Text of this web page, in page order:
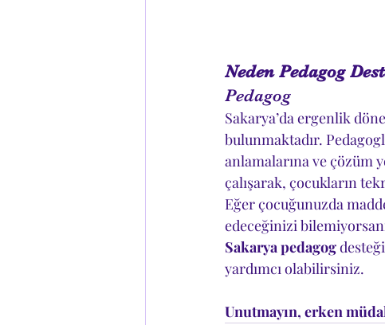
Neden Pedagog
Pedagog
Sakarya’da ergenlik
bulunmaktadır.
anlamalarına ve çözüm
çalışarak, çocukların
Eğer çocuğunuzda
edeceğinizi
Sakarya pedagog
yardımcı olabilirsiniz.
Unutmayın, erken